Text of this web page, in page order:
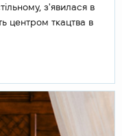
з'явилася в
центром ткацтва в